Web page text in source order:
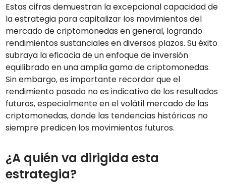
Estas cifras demuestran la excepcional capacidad de
la estrategia para capitalizar los movimientos del
mercado de criptomonedas en general, logrando
rendimientos sustanciales en diversos plazos. Su éxito
subraya la eficacia de un enfoque de inversión
equilibrado en una amplia gama de criptomonedas.
Sin embargo, es importante recordar que el
rendimiento pasado no es indicativo de los resultados
futuros, especialmente en el volátil mercado de las
criptomonedas, donde las tendencias históricas no
siempre predicen los movimientos futuros.
¿A quién va dirigida esta
estrategia?